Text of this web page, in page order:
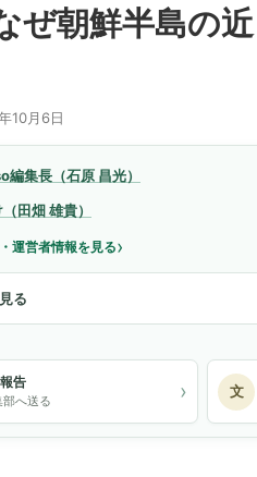
ぜ朝鮮半島の
10月6日
集長（石原 昌光）
田畑 雄貴）
運営者情報を見る›
る
告
へ送る › 文